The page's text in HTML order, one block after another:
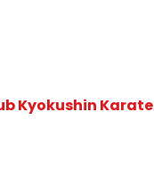
Kyokushin Karate